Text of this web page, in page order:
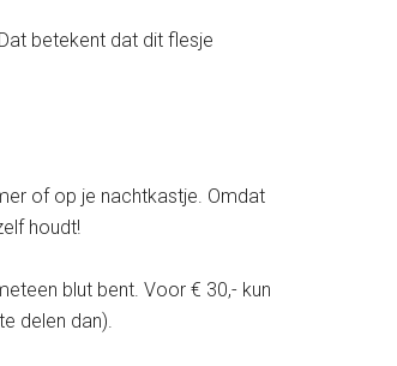
betekent dat dit flesje
of op je nachtkastje. Omdat
houdt!
blut bent. Voor € 30,- kun
delen dan).